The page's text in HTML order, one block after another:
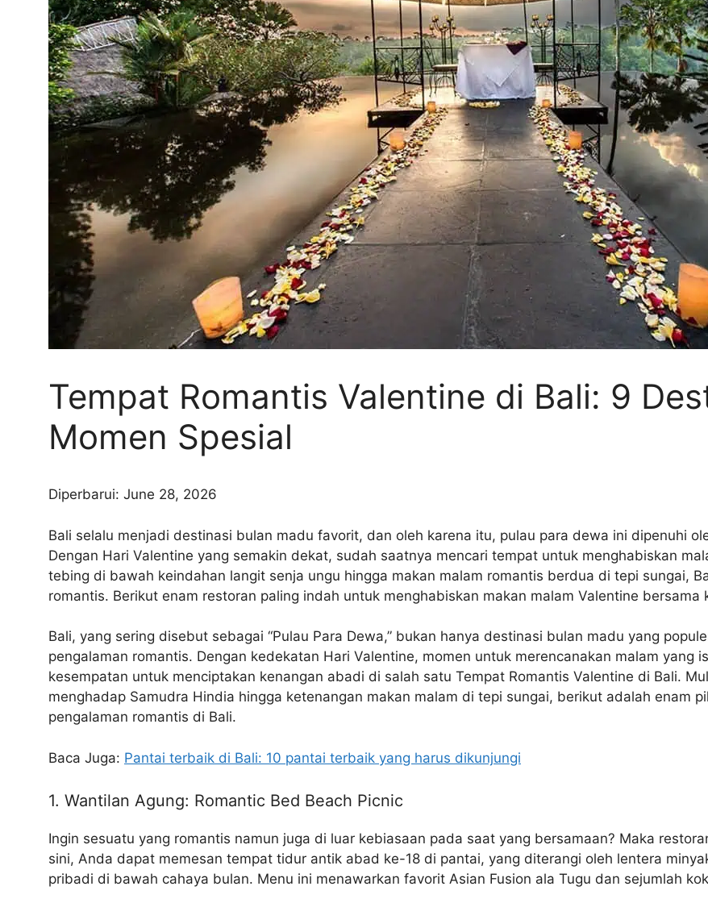
Tempat Romantis Valentine di Bali: 9
Momen Spesial
Diperbarui: June 28, 2026
Bali selalu menjadi destinasi bulan madu favorit, dan oleh karena itu, pulau para dewa ini dipenuhi
Dengan Hari Valentine yang semakin dekat, sudah saatnya mencari tempat untuk menghabiskan
tebing di bawah keindahan langit senja ungu hingga makan malam romantis berdua di tepi sungai,
romantis. Berikut enam restoran paling indah untuk menghabiskan makan malam Valentine
Bali, yang sering disebut sebagai “Pulau Para Dewa,” bukan hanya destinasi bulan madu yang
pengalaman romantis. Dengan kedekatan Hari Valentine, momen untuk merencanakan malam yang
kesempatan untuk menciptakan kenangan abadi di salah satu Tempat Romantis Valentine di Bali.
menghadap Samudra Hindia hingga ketenangan makan malam di tepi sungai, berikut adalah enam
pengalaman romantis di Bali.
Baca Juga: Pantai terbaik di Bali: 10 pantai terbaik yang harus dikunjungi
1. Wantilan Agung: Romantic Bed Beach Picnic
Ingin sesuatu yang romantis namun juga di luar kebiasaan pada saat yang bersamaan? Maka
sini, Anda dapat memesan tempat tidur antik abad ke-18 di pantai, yang diterangi oleh lentera
pribadi di bawah cahaya bulan. Menu ini menawarkan favorit Asian Fusion ala Tugu dan sejumlah